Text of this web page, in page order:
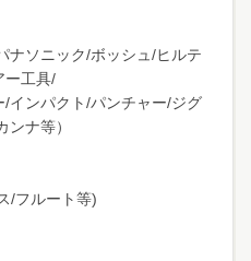
ナソニック/ボッシュ/ヒルテ
ー工具/
インパクト/パンチャー/ジグ
ナ等）
/フルート等)